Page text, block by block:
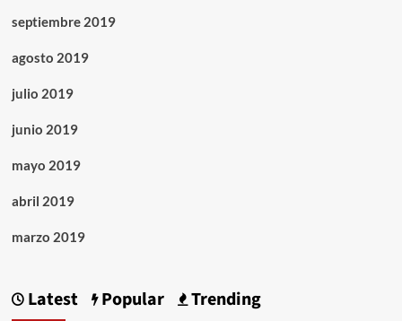
septiembre 2019
agosto 2019
julio 2019
junio 2019
mayo 2019
abril 2019
marzo 2019
Latest Popular Trending